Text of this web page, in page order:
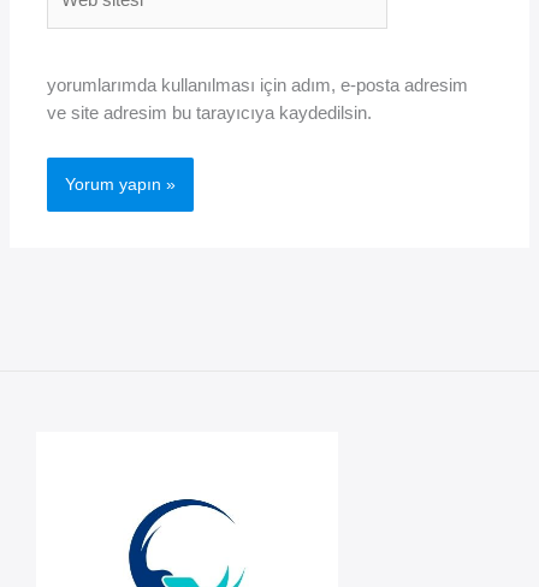
sitesi
yorumlarımda kullanılması için adım, e-posta adresim
ve site adresim bu tarayıcıya kaydedilsin.